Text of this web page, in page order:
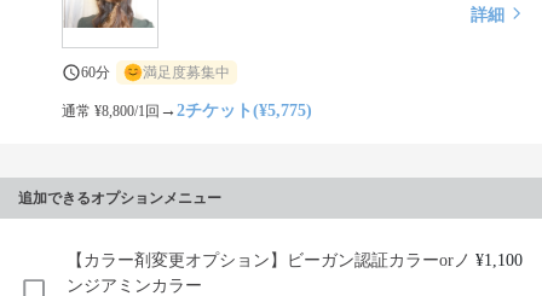
詳細
60分 満足度募集中
通常 ¥8,800/1回 →2チケット(¥5,775)
追加できるオプションメニュー
【カラー剤変更オプション】ビーガン認証カラーorノ
ンジアミンカラー
¥1,100